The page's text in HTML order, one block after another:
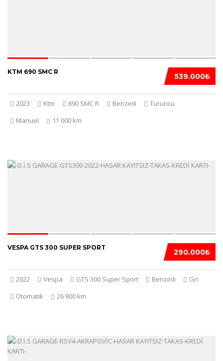
539.000₺
KTM 690 SMC R
2023 Ktm 690 SMC R Benzinli
Turuncu
Manuel
11 000 km
5
290.000₺
VESPA GTS 300 SUPER SPORT
2022 Vespa GTS 300 Super Sport Benzinli
Gri
Otomatik
26 900 km